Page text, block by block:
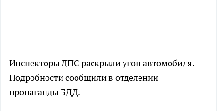
Инспекторы ДПС раскрыли угон автомобиля.
Подробности сообщили в отделении
пропаганды БДД.